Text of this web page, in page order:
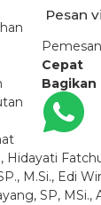
Pesan
Cepat
Bagikan
Hidayati
M.Si., Edi
SP, MSi.,